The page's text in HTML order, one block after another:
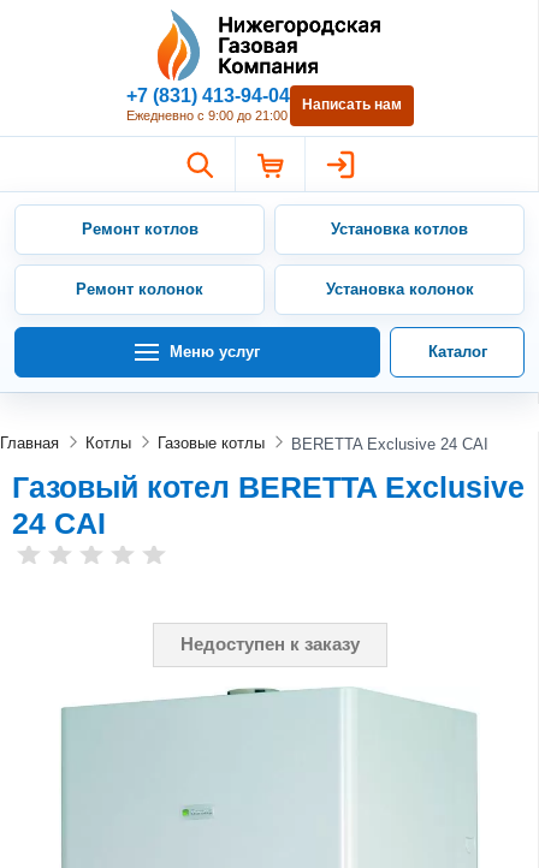
Нижегородская Газовая
+7 (831) 413-94-04
Ежедневно с 9:00 до 21:00
Написать нам
Ремонт котлов Установка котлов
Ремонт колонок Установка колонок
Меню услуг Каталог
Главная Котлы Газовые котлы BERETTA Exclusive 24 CAI
Газовый котел BERETTA Exclusive
24 CAI
Недоступен к заказу